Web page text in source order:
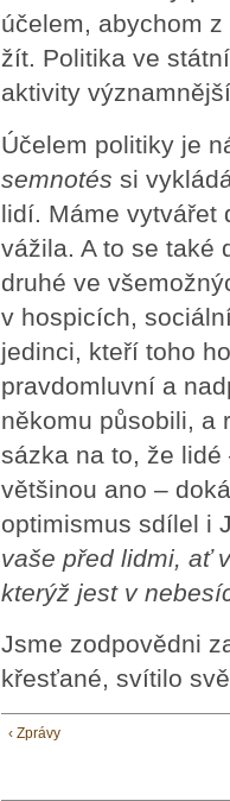
účelem, abychom
žít. Politika ve
aktivity
Účelem politiky je
semnotés si
lidí. Máme vytvářet
vážila. A to se také
druhé ve
v hospicích,
jedinci, kteří toho
pravdomluvní a
někomu působili, a
sázka na to, že
většinou ano –
optimismus sdílel i
vaše před lidmi, ať
kterýž jest v
Jsme zodpovědni
křesťané, svítilo
‹ Zprávy